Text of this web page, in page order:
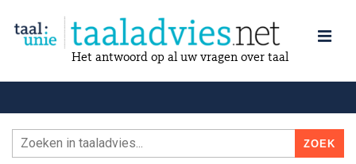
Het antwoord op al uw vragen over taal